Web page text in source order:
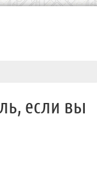
если вы